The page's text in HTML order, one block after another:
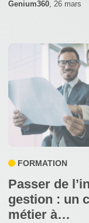
Genium360, 26 mars
FORMATION
Passer de
gestion : un
métier à…